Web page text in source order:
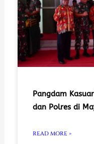
Pangdam
dan Polres di
READ MORE »